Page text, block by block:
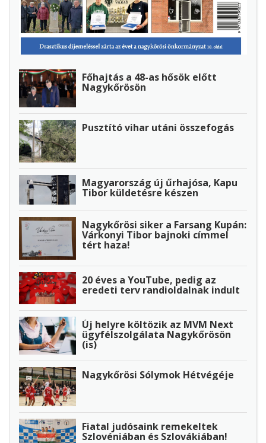
Főhajtás a 48-as hősök előtt
Nagykőrösön
Pusztító vihar utáni összefogás
Magyarország új űrhajósa, Kapu
Tibor küldetésre készen
Nagykőrösi siker a Farsang Kupán:
Várkonyi Tibor bajnoki címmel
tért haza!
20 éves a YouTube, pedig az
eredeti terv randioldalnak indult
Új helyre költözik az MVM Next
ügyfélszolgálata Nagykőrösön
(is)
Nagykőrösi Sólymok Hétvégéje
Fiatal judósaink remekeltek
Szlovéniában és Szlovákiában!